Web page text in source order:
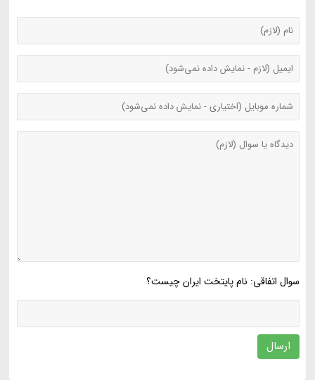
سوال اتفاقی: نام پایتخت ایران چیست؟
ارسال